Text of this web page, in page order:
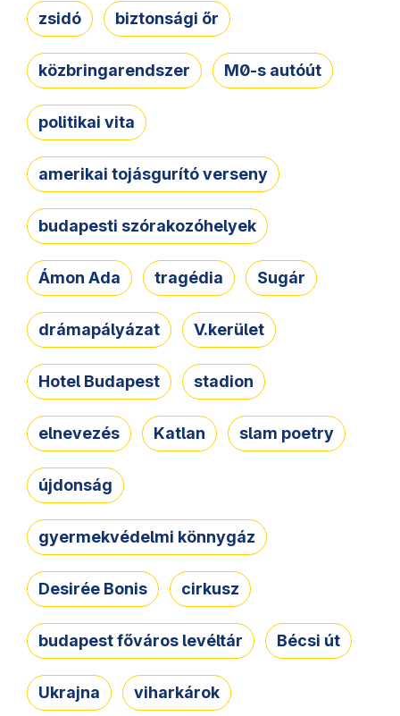
zsidó biztonsági őr
közbringarendszer M0-s autóút
politikai vita
amerikai tojásgurító verseny
budapesti szórakozóhelyek
Ámon Ada tragédia Sugár
drámapályázat V.kerület
Hotel Budapest stadion
elnevezés Katlan slam poetry
újdonság
gyermekvédelmi könnygáz
Desirée Bonis cirkusz
budapest főváros levéltár Bécsi út
Ukrajna viharkárok